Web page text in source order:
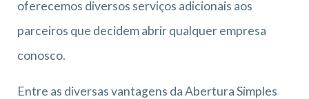
oferecemos diversos serviços adicionais aos
parceiros que decidem abrir qualquer empresa
conosco.
Entre as diversas vantagens da Abertura Simples